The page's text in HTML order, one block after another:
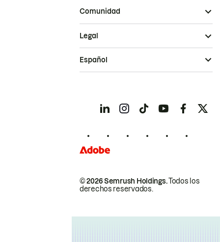
Comunidad
© 2026 Semrush Holdings.Todos los
derechos reservados.
Legal
Español